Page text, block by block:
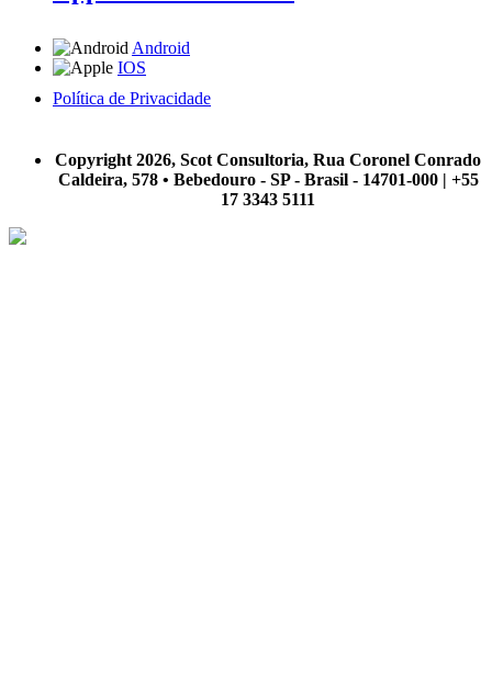
Android
IOS
Política de Privacidade
Copyright 2026, Scot Consultoria, Rua Coronel Conrado
Caldeira, 578 • Bebedouro - SP - Brasil - 14701-000 | +55
17 3343 5111